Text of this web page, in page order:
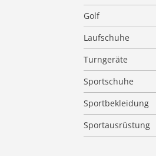
Golf
Laufschuhe
Turngeräte
Sportschuhe
Sportbekleidung
Sportausrüstung